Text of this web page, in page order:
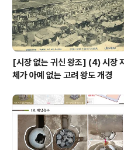
한 ..
[시장 없는 귀신 왕조] (4) 시장
체가 아예 없는 고려 왕도 개경